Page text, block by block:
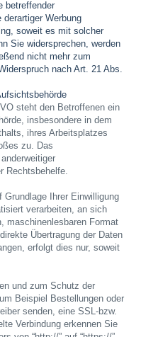
betreffender
Werbung
soweit es mit solcher
Sie widersprechen, werden
nicht mehr zum
nach Art. 21 Abs.
steht den Betroffenen ein
insbesondere in dem
ihres Arbeitsplatzes
zu. Das
Rechtsbehelfe.
Ihrer Einwilligung
verarbeiten, an sich
maschinenlesbaren Format
Übertragung der Daten
erfolgt dies nur, soweit
und zum Schutz der
Beispiel Bestellungen oder
senden, eine SSL-bzw.
Verbindung erkennen Sie